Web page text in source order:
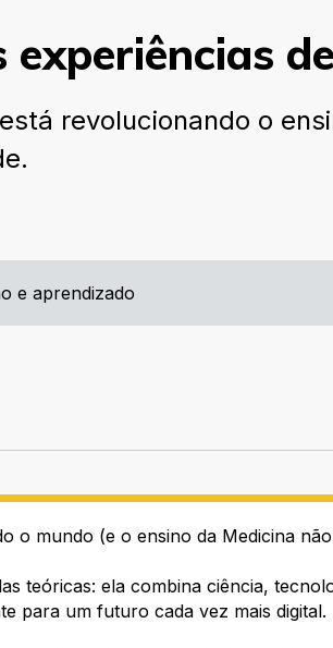
experiências
revolucionando o
e aprendizado
o mundo (e o ensino da Medicina
teóricas: ela combina ciência,
para um futuro cada vez mais digital.